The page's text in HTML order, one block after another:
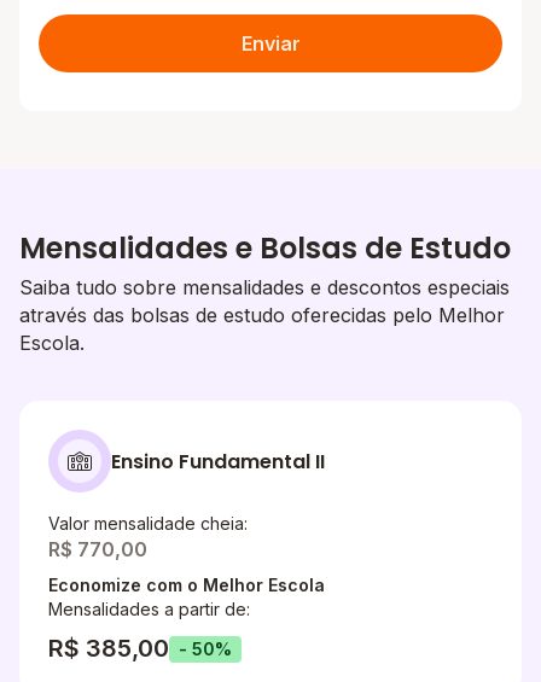
Enviar
Mensalidades e Bolsas de Estudo
Saiba tudo sobre mensalidades e descontos especiais
através das bolsas de estudo oferecidas pelo Melhor
Escola.
Ensino Fundamental II
Valor mensalidade cheia:
R$ 770,00
Economize com o Melhor Escola
Mensalidades a partir de:
R$ 385,00 - 50%